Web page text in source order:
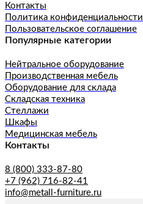
Контакты
Политика конфиденциальности
Пользовательское соглашение
Популярные категории
Нейтральное оборудование
Производственная мебель
Оборудование для склада
Складская техника
Стеллажи
Шкафы
Медицинская мебель
Контакты
8 (800) 333-87-80
+7 (962) 716-82-41
info@metall-furniture.ru